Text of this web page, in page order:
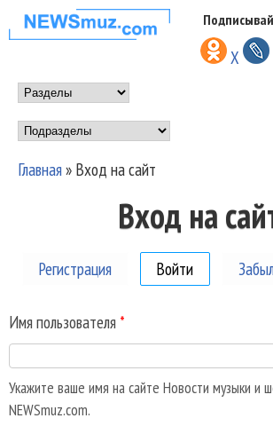
Перейти к основному
содержанию
НОВОСТИ
МУЗЫКИ И
ШОУ БИЗНЕСА
NEWSMUZ.COM
X
Main menu
Подразделы
Вы здесь
Главная» Вход на сайт
Вход на
Регистрация Войти (активная
Имя пользователя *
Укажите ваше имя на сайте Новости музыки и
NEWSmuz.com.